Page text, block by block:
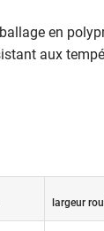
en
aux
largeur